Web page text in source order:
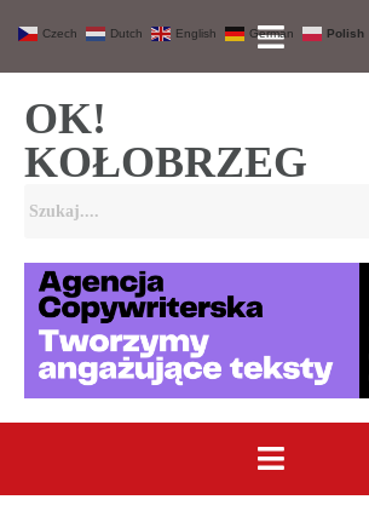
OK!
KOŁOBRZEG
Czech Dutch English German Polish